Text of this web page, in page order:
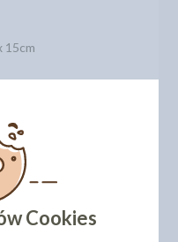
15cm
TEŻ
Cookies